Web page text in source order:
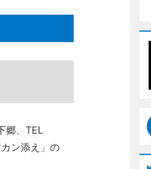
郷、TEL
ン添え」の